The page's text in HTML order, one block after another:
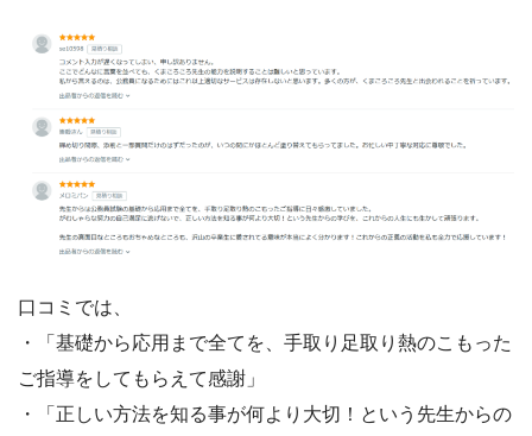
口コミでは、
・「基礎から応用まで全てを、手取り足取り熱のこもった
ご指導をしてもらえて感謝」
・「正しい方法を知る事が何より大切！という先生からの